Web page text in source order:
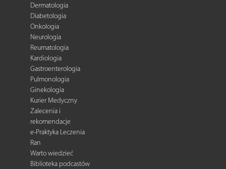
Dermatologia
Diabetologia
Onkologia
Neurologia
Reumatologia
Kardiologia
Gastroenterologia
Pulmonologia
Ginekologia
Kurier Medyczny
Zalecenia i
rekomendacje
e-Praktyka Leczenia
Ran
Warto wiedzieć
Biblioteka podcastów